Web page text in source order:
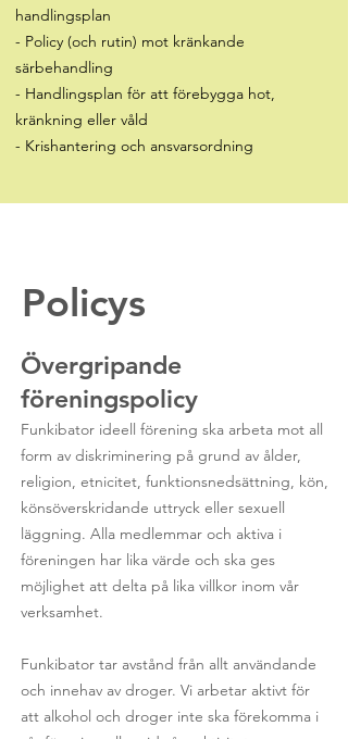
handlingsplan
- Policy (och rutin) mot kränkande
särbehandling
- Handlingsplan för att förebygga hot,
kränkning eller våld
- Krishantering och ansvarsordning
Policys
Övergripande
föreningspolicy
Funkibator ideell förening ska arbeta mot all
form av diskriminering på grund av ålder,
religion, etnicitet, funktionsnedsättning, kön,
könsöverskridande uttryck eller sexuell
läggning. Alla medlemmar och aktiva i
föreningen har lika värde och ska ges
möjlighet att delta på lika villkor inom vår
verksamhet.
Funkibator tar avstånd från allt användande
och innehav av droger. Vi arbetar aktivt för
att alkohol och droger inte ska förekomma i